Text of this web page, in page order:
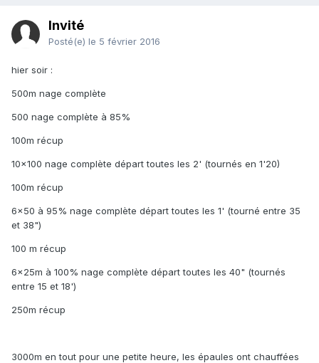
Invité
Posté(e) le 5 février 2016
hier soir :
500m nage complète
500 nage complète à 85%
100m récup
10x100 nage complète départ toutes les 2' (tournés en 1'20)
100m récup
6x50 à 95% nage complète départ toutes les 1' (tourné entre 35
et 38")
100 m récup
6x25m à 100% nage complète départ toutes les 40" (tournés
entre 15 et 18')
250m récup
3000m en tout pour une petite heure, les épaules ont chauffées